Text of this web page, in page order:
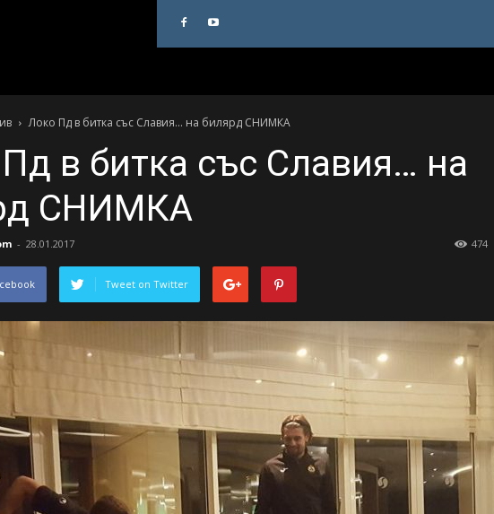
Локо Пд в битка със Славия… на билярд СНИМКА
в битка със Славия… на
СНИМКА
- 28.01.2017 474
Tweet on Twitter